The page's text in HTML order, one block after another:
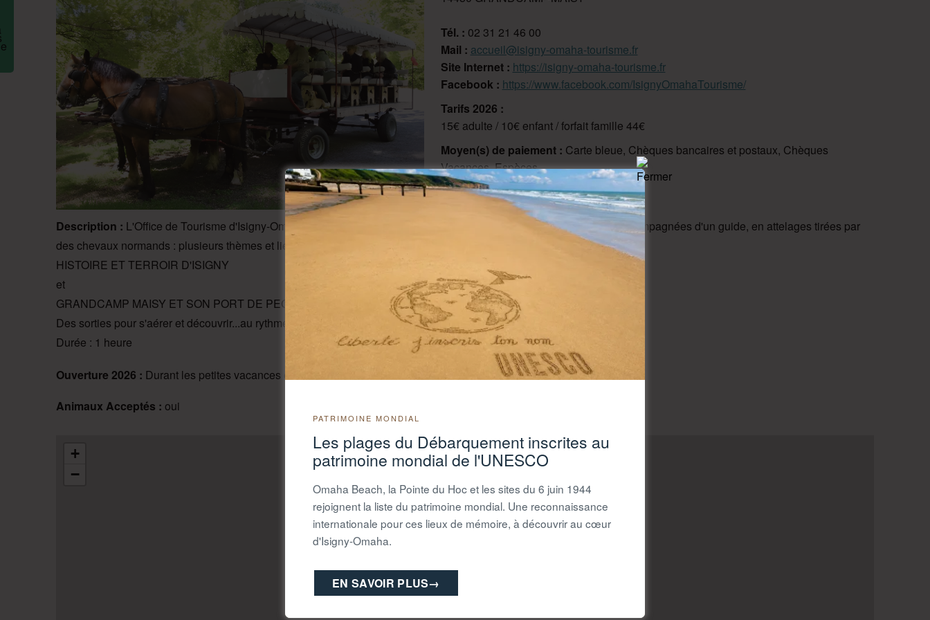
+
−
Voir toutes les photos (4)
Tél. : 02 31 21 46 00
Mail : accueil@isigny-omaha-tourisme.fr
Site Internet : https://isigny-omaha-tourisme.fr
Facebook : https://www.facebook.com/IsignyOmahaTourisme/
Tarifs 2026 :
15€ adulte / 10€ enfant / forfait famille 44€
Moyen(s) de paiement : Carte bleue, Chèques bancaires et postaux, Chèques
Vacances, Espèces
Description : L'Office de Tourisme d'Isigny-Omaha organise durant les vacances scolaires des balades d'1 heure, accompagnées d'un guide, en attelages tirées par
des chevaux normands : plusieurs thèmes et lieux de départ sont proposés :
HISTOIRE ET TERROIR D'ISIGNY
et
GRANDCAMP MAISY ET SON PORT DE PECHE
Des sorties pour s'aérer et découvrir...au rythme des chevaux bien sûr !
Durée : 1 heure
Ouverture 2026 : Durant les petites vacances et en Juillet/août
Animaux Acceptés : oui
PATRIMOINE MONDIAL
Les plages du Débarquement inscrites au
patrimoine mondial de l'UNESCO
Omaha Beach, la Pointe du Hoc et les sites du 6 juin 1944
rejoignent la liste du patrimoine mondial. Une reconnaissance
internationale pour ces lieux de mémoire, à découvrir au cœur
d'Isigny-Omaha.
EN SAVOIR PLUS→